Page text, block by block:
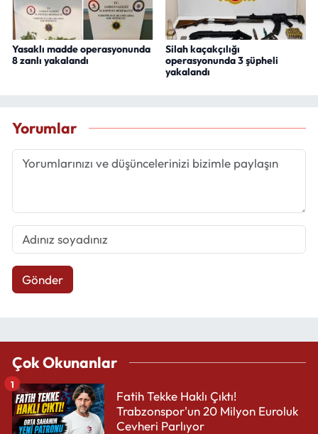
Yasaklı madde operasyonunda
8 zanlı yakalandı
Silah kaçakçılığı
operasyonunda 3 şüpheli
yakalandı
Yorumlar
Gönder
Çok Okunanlar
Fatih Tekke Haklı Çıktı!
Trabzonspor'un 20 Milyon Euroluk
Cevheri Parlıyor
1